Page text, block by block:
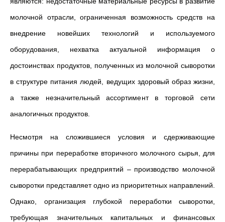
молочной отрасли, ограниченная возможность средств на
внедрение новейших технологий и используемого
оборудования, нехватка актуальной информация о
достоинствах продуктов, полученных из молочной сыворотки
в структуре питания людей, ведущих здоровый образ жизни,
а также незначительный ассортимент в торговой сети
аналогичных продуктов.
Несмотря на сложившиеся условия и сдерживающие
причины при переработке вторичного молочного сырья, для
перерабатывающих предприятий – производство молочной
сыворотки представляет одно из приоритетных направлений.
Однако, организация глубокой переработки сыворотки,
требующая значительных капитальных и финансовых